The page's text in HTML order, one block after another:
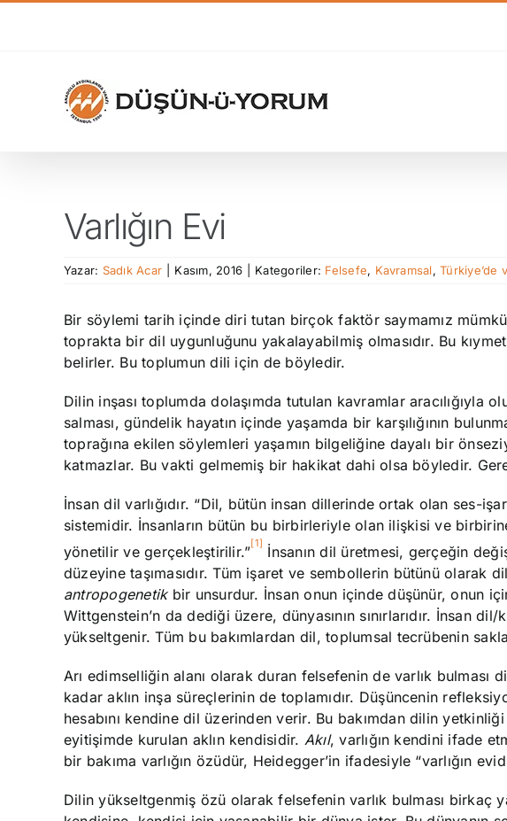
Varlığın Evi
Yazar: Sadık Acar Kasım, 2016 Kategoriler: Felsefe, Kavramsal,Türkiye’de
Bir söylemi tarih içinde diri tutan birçok faktör saymamız
toprakta bir dil uygunluğunu yakalayabilmiş olmasıdır. Bu
belirler. Bu toplumun dili için de böyledir.
Dilin inşası toplumda dolaşımda tutulan kavramlar aracılığıyla
salması, gündelik hayatın içinde yaşamda bir karşılığının
toprağına ekilen söylemleri yaşamın bilgeliğine dayalı bir
katmazlar. Bu vakti gelmemiş bir hakikat dahi olsa böyledir.
İnsan dil varlığıdır. “Dil, bütün insan dillerinde ortak olan ses-
sistemidir. İnsanların bütün bu birbirleriyle olan ilişkisi ve
yönetilir ve gerçekleştirilir.”[1] İnsanın dil üretmesi, gerçeğin
düzeyine taşımasıdır. Tüm işaret ve sembollerin bütünü olarak
antropogenetikbir unsurdur. İnsan onun içinde düşünür, onun
Wittgenstein’n da dediği üzere, dünyasının sınırlarıdır. İnsan dil/
yükseltgenir. Tüm bu bakımlardan dil, toplumsal tecrübenin
Arı edimselliğin alanı olarak duran felsefenin de varlık bulması
kadar aklın inşa süreçlerinin de toplamıdır. Düşüncenin
hesabını kendine dil üzerinden verir. Bu bakımdan dilin
eyitişimde kurulan aklın kendisidir. Akıl, varlığın kendini ifade
bir bakıma varlığın özüdür, Heidegger’in ifadesiyle “varlığın
Dilin yükseltgenmiş özü olarak felsefenin varlık bulması birkaç